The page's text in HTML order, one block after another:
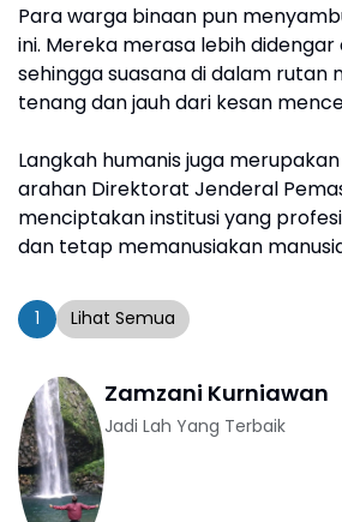
Para warga binaan pun
ini. Mereka merasa lebih didengar
sehingga suasana di dalam rutan
tenang dan jauh dari kesan
Langkah humanis juga
arahan Direktorat Jenderal
menciptakan institusi yang
dan tetap memanusiakan
1 Lihat Semua
Zamzani Kurniawan
Jadi Lah Yang Terbaik